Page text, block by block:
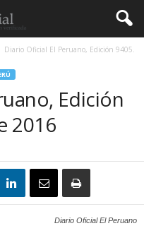
Diario Oficial El Peruano, Edición 9405.
Edición
2016
Diario Oficial El Peruano